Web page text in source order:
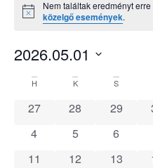
Notice
Nem találtak eredményt
közelgő események.
2026.05.01
kiválasztása.
Események
naptár
H K S
0 események
27 0 események
28 0
29
0 események
4 0 események
5 0
6
0 események
11 0 események
12 0
13